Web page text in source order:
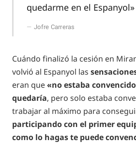
quedarme en el Espanyol»
Jofre Carreras
Cuándo finalizó la cesión en
volvió al Espanyol las
eran que«no estaba
quedaría, pero solo estaba
trabajar al máximo para
participando con el primer
como lo hagas te puede